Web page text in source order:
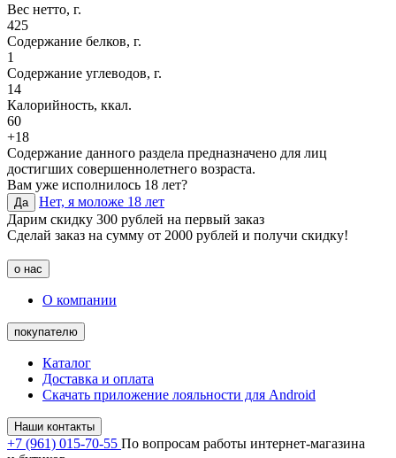
Вес нетто, г.
425
Содержание белков, г.
1
Содержание углеводов, г.
14
Калорийность, ккал.
60
+18
Содержание данного раздела предназначено для лиц
достигших совершеннолетнего возраста.
Вам уже исполнилось 18 лет?
Да
Нет, я моложе 18 лет
Дарим скидку 300 рублей на первый заказ
Сделай заказ на сумму от 2000 рублей и получи скидку!
о нас
О компании
покупателю
Каталог
Доставка и оплата
Скачать приложение лояльности для Android
Наши контакты
+7 (961) 015-70-55 По вопросам работы интернет-магазина